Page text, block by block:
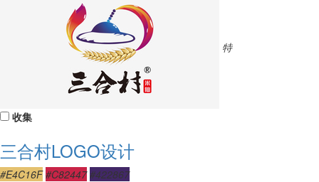
特
收集
三合村LOGO设计
#E4C16F #C82447 #422867